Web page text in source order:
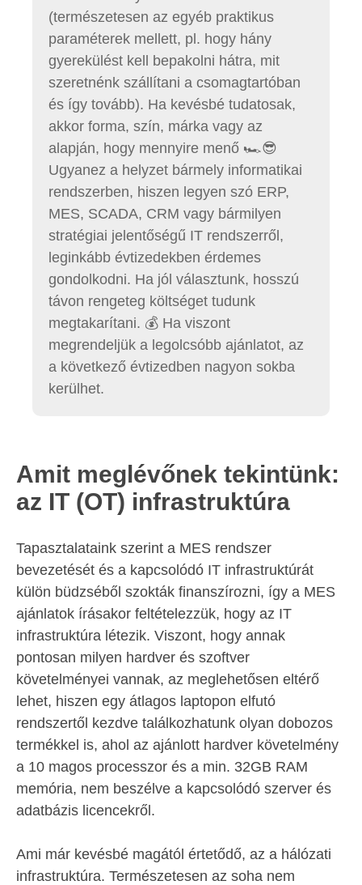
(természetesen az egyéb praktikus
paraméterek mellett, pl. hogy hány
gyerekülést kell bepakolni hátra, mit
szeretnénk szállítani a csomagtartóban
és így tovább). Ha kevésbé tudatosak,
akkor forma, szín, márka vagy az
alapján, hogy mennyire menő 🏎️😎
Ugyanez a helyzet bármely informatikai
rendszerben, hiszen legyen szó ERP,
MES, SCADA, CRM vagy bármilyen
stratégiai jelentőségű IT rendszerről,
leginkább évtizedekben érdemes
gondolkodni. Ha jól választunk, hosszú
távon rengeteg költséget tudunk
megtakarítani. 💰 Ha viszont
megrendeljük a legolcsóbb ajánlatot, az
a következő évtizedben nagyon sokba
kerülhet.
Amit meglévőnek tekintünk:
az IT (OT) infrastruktúra
Tapasztalataink szerint a MES rendszer
bevezetését és a kapcsolódó IT infrastruktúrát
külön büdzséből szokták finanszírozni, így a MES
ajánlatok írásakor feltételezzük, hogy az IT
infrastruktúra létezik. Viszont, hogy annak
pontosan milyen hardver és szoftver
követelményei vannak, az meglehetősen eltérő
lehet, hiszen egy átlagos laptopon elfutó
rendszertől kezdve találkozhatunk olyan dobozos
termékkel is, ahol az ajánlott hardver követelmény
a 10 magos processzor és a min. 32GB RAM
memória, nem beszélve a kapcsolódó szerver és
adatbázis licencekről.
Ami már kevésbé magától értetődő, az a hálózati
infrastruktúra. Természetesen az soha nem